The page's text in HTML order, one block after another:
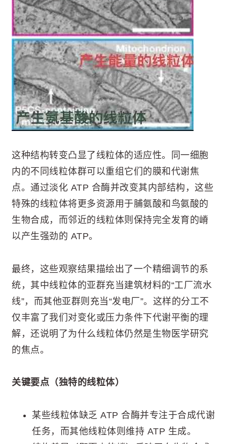
这种结构转变凸显了线粒体的适应性。同一细胞
内的不同线粒体群可以重组它们的膜和代谢焦
点。通过淡化 ATP 合酶并改变其内部结构，这些
特殊的线粒体将更多资源用于脯氨酸和鸟氨酸的
生物合成，而邻近的线粒体则保持完全发育的嵴
以产生强劲的 ATP。
最终，这些观察结果描绘出了一个精细调节的系
统，其中线粒体的亚群充当建筑材料的“工厂流水
线”，而其他亚群则充当“发电厂”。这样的分工不
仅丰富了我们对变化或压力条件下代谢平衡的理
解，还说明了为什么线粒体仍然是生物医学研究
的焦点。
关键要点（独特的线粒体）
某些线粒体缺乏 ATP 合酶并专注于合成代谢
任务，而其他线粒体则维持 ATP 生成。